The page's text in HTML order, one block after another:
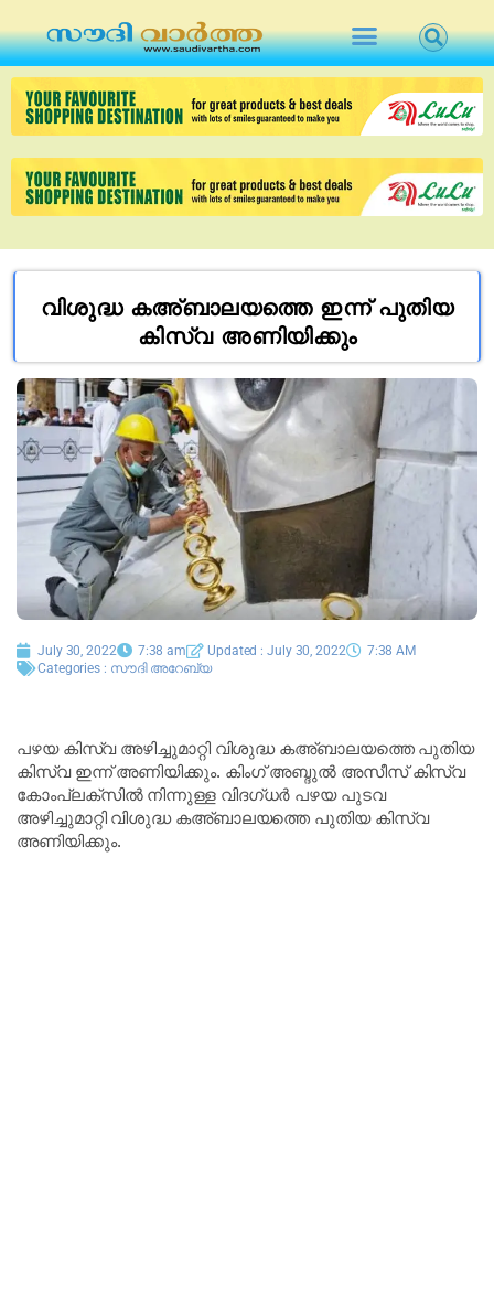
വിശുദ്ധ കഅ്ബാലയത്തെ ഇന്ന് പുതിയ
കിസ്‌വ അണിയിക്കും
July 30, 2022 7:38 am Updated : July 30, 2022
7:38 AM
Categories : സൗദി അറേബ്യ
പഴയ കിസ്‌വ അഴിച്ചുമാറ്റി വിശുദ്ധ കഅ്ബാലയത്തെ പുതിയ
കിസ്‌വ ഇന്ന് അണിയിക്കും. കിംഗ് അബ്ദുൽ അസീസ് കിസ്‌വ
കോംപ്ലക്‌സിൽ നിന്നുള്ള വിദഗ്ധർ പഴയ പുടവ
അഴിച്ചുമാറ്റി വിശുദ്ധ കഅ്ബാലയത്തെ പുതിയ കിസ്‌വ
അണിയിക്കും.